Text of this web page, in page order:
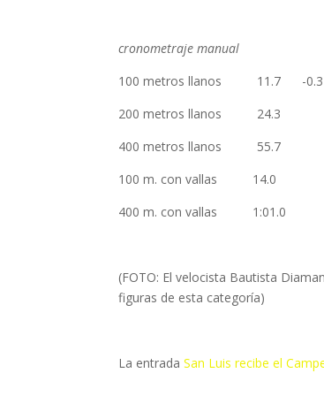
cronometraje manual
100 metros llanos 11.7 -
200 metros llanos
400 metros llanos 55.7
100 m. con vallas 14.0
400 m. con vallas 1:01.0
(FOTO: El velocista Bautista
figuras de esta categoría)
La entradaSan Luis recibe el